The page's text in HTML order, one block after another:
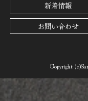
新着情報
お問い合わせ
Copyright